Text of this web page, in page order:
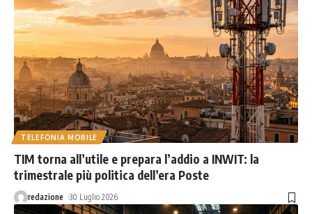
TELEFONIA MOBILE
TIM torna all’utile e prepara l’addio a INWIT: la
trimestrale più politica dell’era Poste
redazione 30 Luglio 2026